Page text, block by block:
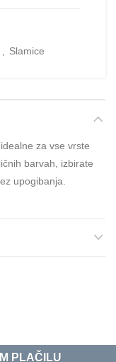
Slamice
za vse vrste
barvah, izbirate
upogibanja.
PLAČILU